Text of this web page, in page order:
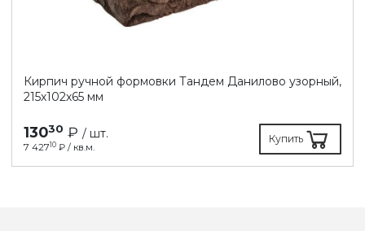
Кирпич ручной формовки Тандем Данилово узорный,
215х102х65 мм
13030 ₽ / шт.
7 42710 ₽ / кв.м.
Купить